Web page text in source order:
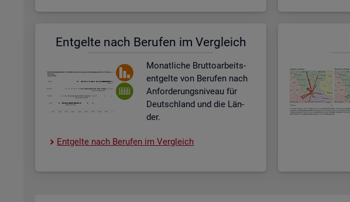
Ent­gel­te nach Be­ru­fen im Ver­gleich
Mo­nat­li­che Brut­to­ar­beits­
ent­gel­te von Be­ru­fen nach
An­for­de­rungs­ni­veau für
Deutsch­land und die Län­
der.
Ent­gel­te nach Be­ru­fen im Ver­gleich